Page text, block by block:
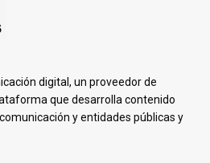
digital, un proveedor de
que desarrolla contenido
y entidades públicas y